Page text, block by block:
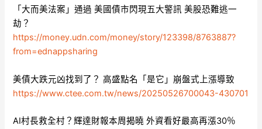
「大而美法案」通過 美國債市閃現五大警訊 美股恐難逃一
劫？
https://money.udn.com/money/story/123398/8763887?
from=ednappsharing
美債大跌元凶找到了？ 高盛點名「是它」崩盤式上漲導致
https://www.ctee.com.tw/news/20250526700043-430701
AI村長救全村？輝達財報本周揭曉 外資看好最高再漲30％